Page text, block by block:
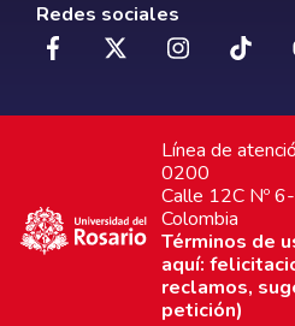
Redes sociales
Línea de
0200
Calle 12C Nº
Colombia
Términos de
aquí:
reclamos,
petición)